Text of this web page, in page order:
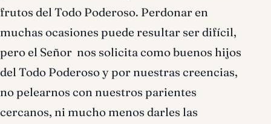
frutos del Todo Poderoso. Perdonar en
muchas ocasiones puede resultar ser difícil,
pero el Señor nos solicita como buenos hijos
del Todo Poderoso y por nuestras creencias,
no pelearnos con nuestros parientes
cercanos, ni mucho menos darles las